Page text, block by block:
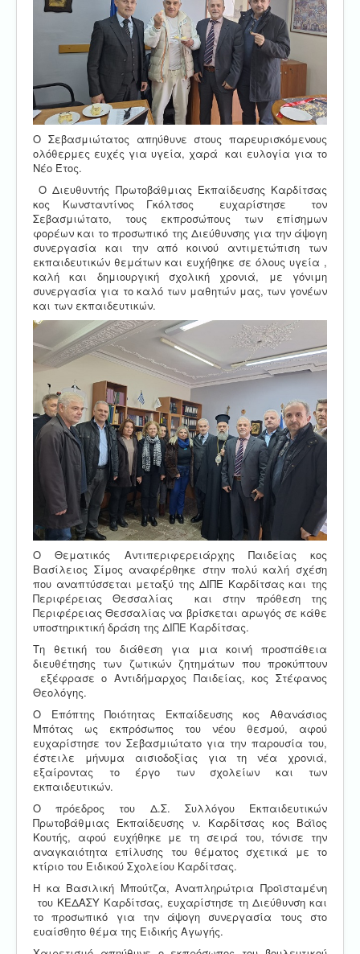
Ο Σεβασμιώτατος απηύθυνε στους παρευρισκόμενους
ολόθερμες ευχές για υγεία, χαρά και ευλογία για το
Νέο Έτος.
Ο Διευθυντής Πρωτοβάθμιας Εκπαίδευσης Καρδίτσας
κος Κωνσταντίνος Γκόλτσος ευχαρίστησε τον
Σεβασμιώτατο, τους εκπροσώπους των επίσημων
φορέων και το προσωπικό της Διεύθυνσης για την άψογη
συνεργασία και την από κοινού αντιμετώπιση των
εκπαιδευτικών θεμάτων και ευχήθηκε σε όλους υγεία ,
καλή και δημιουργική σχολική χρονιά, με γόνιμη
συνεργασία για το καλό των μαθητών μας, των γονέων
και των εκπαιδευτικών.
Ο Θεματικός Αντιπεριφερειάρχης Παιδείας κος
Βασίλειος Σίμος αναφέρθηκε στην πολύ καλή σχέση
που αναπτύσσεται μεταξύ της ΔΙΠΕ Καρδίτσας και της
Περιφέρειας Θεσσαλίας και στην πρόθεση της
Περιφέρειας Θεσσαλίας να βρίσκεται αρωγός σε κάθε
υποστηρικτική δράση της ΔΙΠΕ Καρδίτσας.
Τη θετική του διάθεση για μια κοινή προσπάθεια
διευθέτησης των ζωτικών ζητημάτων που προκύπτουν
εξέφρασε ο Αντιδήμαρχος Παιδείας, κος Στέφανος
Θεολόγης.
Ο Επόπτης Ποιότητας Εκπαίδευσης κος Αθανάσιος
Μπότας ως εκπρόσωπος του νέου θεσμού, αφού
ευχαρίστησε τον Σεβασμιώτατο για την παρουσία του,
έστειλε μήνυμα αισιοδοξίας για τη νέα χρονιά,
εξαίροντας το έργο των σχολείων και των
εκπαιδευτικών.
Ο πρόεδρος του Δ.Σ. Συλλόγου Εκπαιδευτικών
Πρωτοβάθμιας Εκπαίδευσης ν. Καρδίτσας κος Βάϊος
Κουτής, αφού ευχήθηκε με τη σειρά του, τόνισε την
αναγκαιότητα επίλυσης του θέματος σχετικά με το
κτίριο του Ειδικού Σχολείου Καρδίτσας.
Η κα Βασιλική Μπούτζα, Αναπληρώτρια Προϊσταμένη
του ΚΕΔΑΣΥ Καρδίτσας, ευχαρίστησε τη Διεύθυνση και
το προσωπικό για την άψογη συνεργασία τους στο
ευαίσθητο θέμα της Ειδικής Αγωγής.